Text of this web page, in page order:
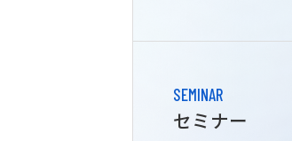
SEMINAR
セミナー